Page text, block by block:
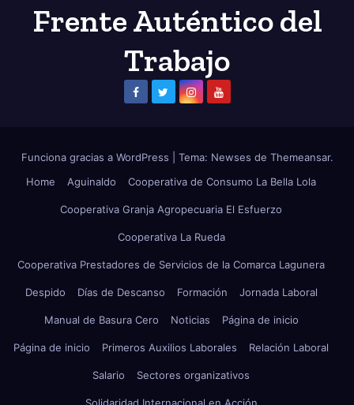
Frente Auténtico del
Trabajo
Funciona gracias a WordPress Tema: Newses de Themeansar.
Home
Aguinaldo Cooperativa de Consumo La Bella Lola
Cooperativa Granja Agropecuaria El Esfuerzo
Cooperativa La Rueda
Cooperativa Prestadores de Servicios de la Comarca Lagunera
Despido Días de Descanso Formación Jornada Laboral
Manual de Basura Cero Noticias Página de inicio
Página de inicio Primeros Auxilios Laborales Relación Laboral
Salario Sectores organizativos
Solidaridad Internacional en Acción